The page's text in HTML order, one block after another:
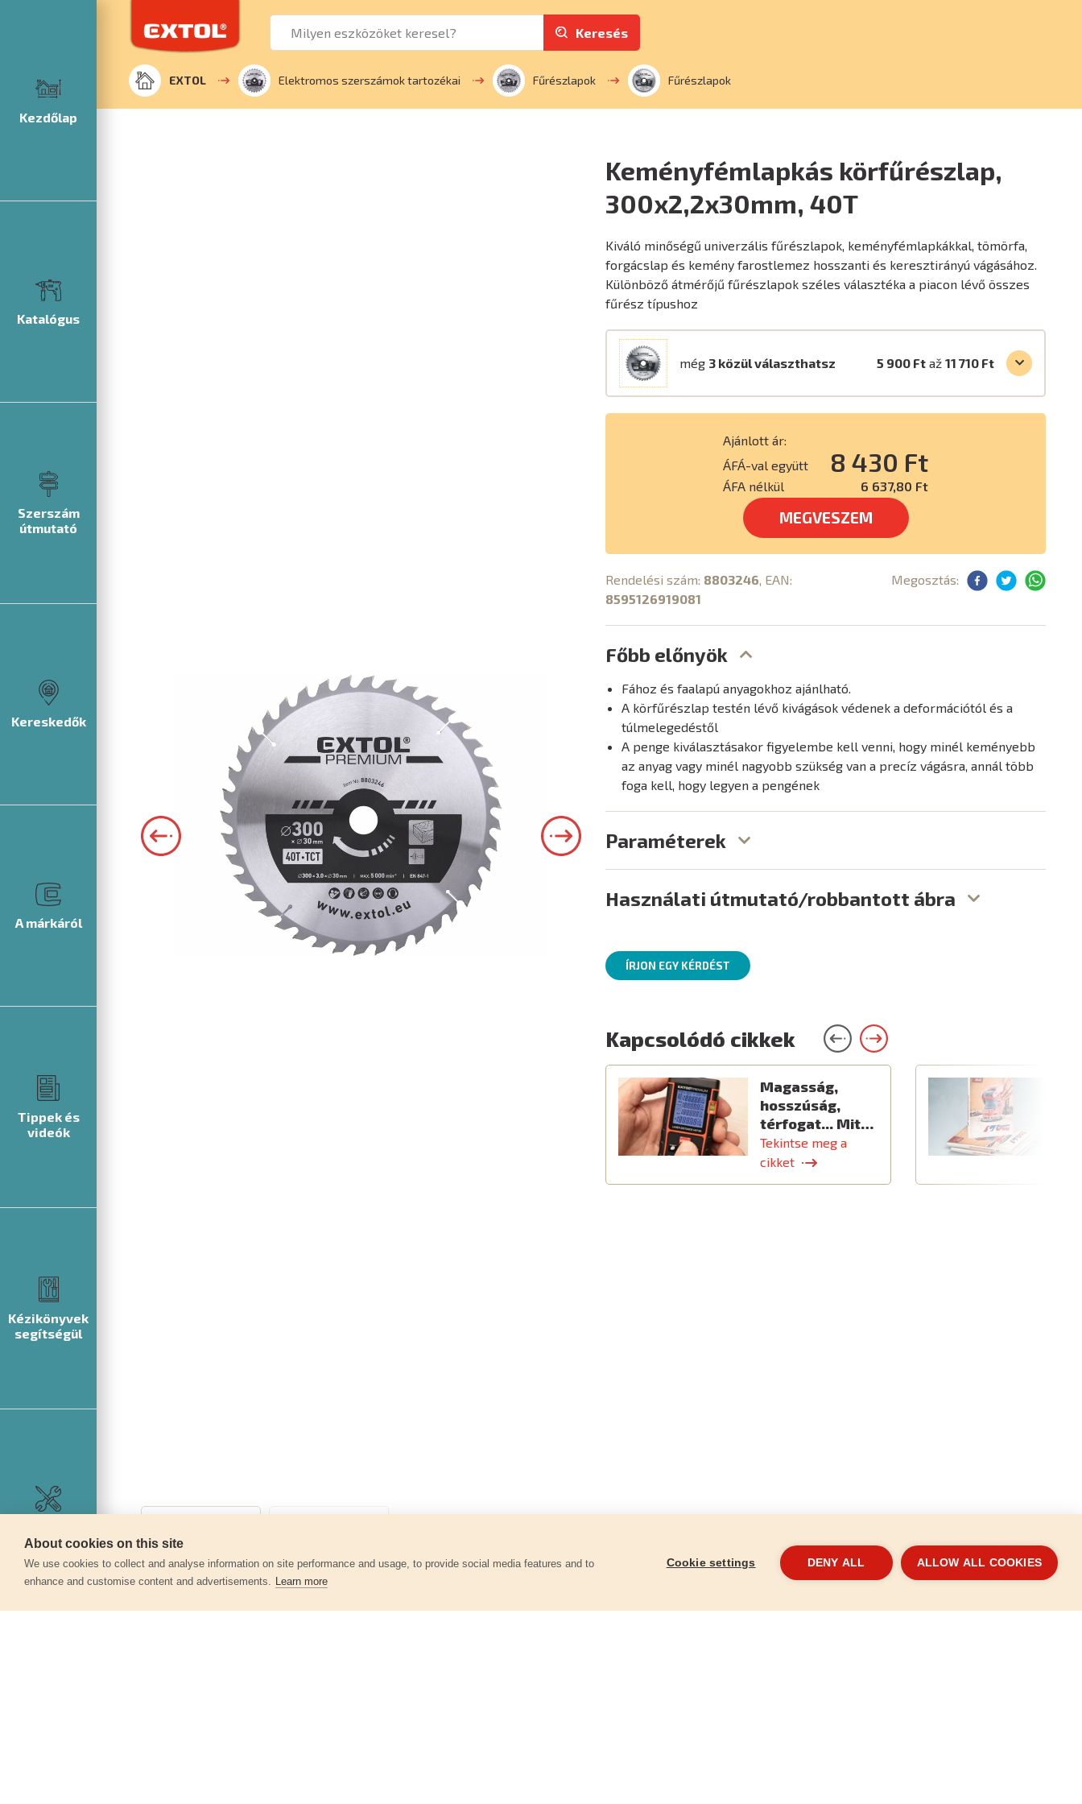
Kezdőlap
Katalógus
Szerszám
útmutató
Kereskedők
A márkáról
Tippek és
videók
Kézikönyvek
segítségül
Keresés
EXTOL Elektromos szerszámok tartozékai Fűrészlapok Fűrészlapok
Keményfémlapkás körfűrészlap,
300x2,2x30mm, 40T
Kiváló minőségű univerzális fűrészlapok, keményfémlapkákkal, tömörfa,
forgácslap és kemény farostlemez hosszanti és keresztirányú vágásához.
Különböző átmérőjű fűrészlapok széles választéka a piacon lévő összes
fűrész típushoz
még 3 közül választhatsz 5 900 Ft až 11 710 Ft
Ajánlott ár:
ÁFÁ-val együtt
8 430 Ft
ÁFA nélkül 6 637,80 Ft
MEGVESZEM
Rendelési szám: 8803246, EAN:
8595126919081
Megosztás:
Főbb előnyök
Fához és faalapú anyagokhoz ajánlható.
A körfűrészlap testén lévő kivágások védenek a deformációtól és a
túlmelegedéstől
A penge kiválasztásakor figyelembe kell venni, hogy minél keményebb
az anyag vagy minél nagyobb szükség van a precíz vágásra, annál több
foga kell, hogy legyen a pengének
Paraméterek
Használati útmutató/robbantott ábra
ÍRJON EGY KÉRDÉST
Kapcsolódó cikkek
Magasság,
hosszúság,
térfogat... Mit…
Tekintse meg a
cikket
About cookies on this site
We use cookies to collect and analyse information on site performance and usage, to provide social media features and to
enhance and customise content and advertisements. Learn more
Cookie settings DENY ALL ALLOW ALL COOKIES